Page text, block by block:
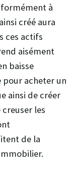
à
créé aura
ces actifs
aisément
baisse
acheter un
ainsi de créer
creuser les
de la